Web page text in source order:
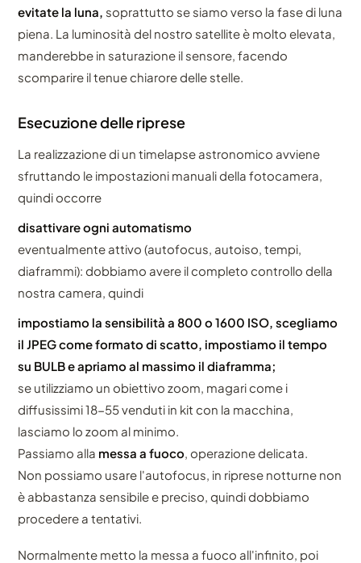
evitate la luna, soprattutto se siamo verso la fase di luna
piena. La luminosità del nostro satellite è molto elevata,
manderebbe in saturazione il sensore, facendo
scomparire il tenue chiarore delle stelle.
Esecuzione delle riprese
La realizzazione di un timelapse astronomico avviene
sfruttando le impostazioni manuali della fotocamera,
quindi occorre
disattivare ogni automatismo
eventualmente attivo (autofocus, autoiso, tempi,
diaframmi): dobbiamo avere il completo controllo della
nostra camera, quindi
impostiamo la sensibilità a 800 o 1600 ISO, scegliamo
il JPEG come formato di scatto, impostiamo il tempo
su BULB e apriamo al massimo il diaframma;
se utilizziamo un obiettivo zoom, magari come i
diffusissimi 18-55 venduti in kit con la macchina,
lasciamo lo zoom al minimo.
Passiamo alla messa a fuoco, operazione delicata.
Non possiamo usare l'autofocus, in riprese notturne non
è abbastanza sensibile e preciso, quindi dobbiamo
procedere a tentativi.
Normalmente metto la messa a fuoco all'infinito, poi